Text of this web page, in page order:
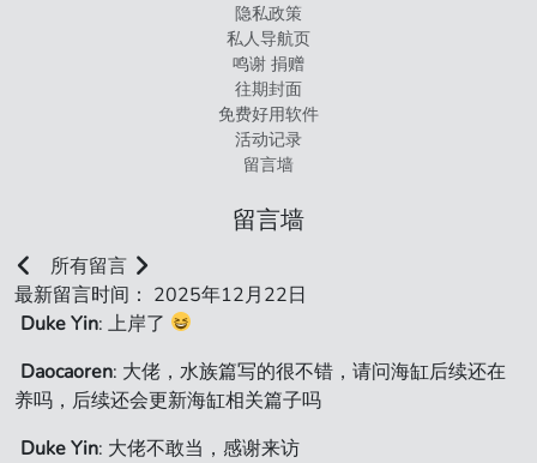
隐私政策
私人导航页
鸣谢 捐赠
往期封面
免费好用软件
活动记录
留言墙
留言墙
所有留言
最新留言时间： 2025年12月22日
Duke Yin: 上岸了
Daocaoren: 大佬，水族篇写的很不错，请问海缸后续还在
养吗，后续还会更新海缸相关篇子吗
Duke Yin: 大佬不敢当，感谢来访